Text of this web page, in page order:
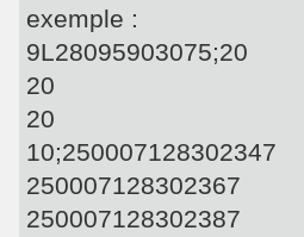
exemple :
9L28095903075;20
20
20
10;250007128302347
250007128302367
250007128302387